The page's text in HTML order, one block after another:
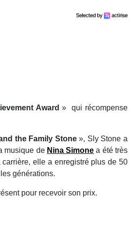
Award» qui récompense
the Family Stone», Sly Stone a
musique de Nina Simone a été très
elle a enregistré plus de 50
générations.
pour recevoir son prix.